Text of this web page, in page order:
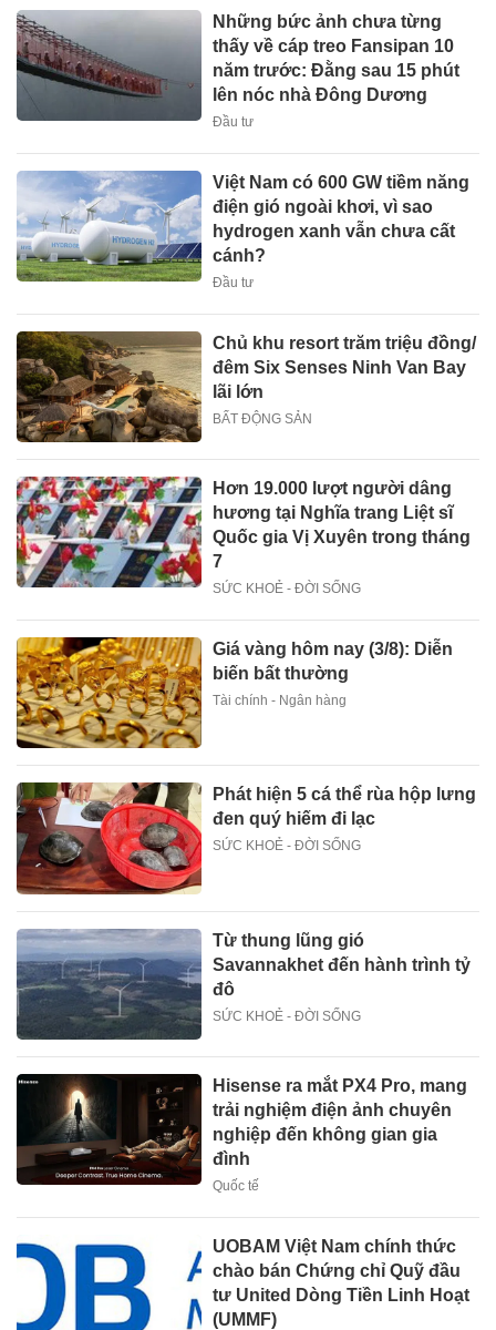
Những bức ảnh chưa từng
thấy về cáp treo Fansipan 10
năm trước: Đằng sau 15 phút
lên nóc nhà Đông Dương
Đầu tư
Việt Nam có 600 GW tiềm năng
điện gió ngoài khơi, vì sao
hydrogen xanh vẫn chưa cất
cánh?
Đầu tư
Chủ khu resort trăm triệu đồng/
đêm Six Senses Ninh Van Bay
lãi lớn
BẤT ĐỘNG SẢN
Hơn 19.000 lượt người dâng
hương tại Nghĩa trang Liệt sĩ
Quốc gia Vị Xuyên trong tháng
7
SỨC KHOẺ - ĐỜI SỐNG
Giá vàng hôm nay (3/8): Diễn
biến bất thường
Tài chính - Ngân hàng
Phát hiện 5 cá thể rùa hộp lưng
đen quý hiếm đi lạc
SỨC KHOẺ - ĐỜI SỐNG
Từ thung lũng gió
Savannakhet đến hành trình tỷ
đô
SỨC KHOẺ - ĐỜI SỐNG
Hisense ra mắt PX4 Pro, mang
trải nghiệm điện ảnh chuyên
nghiệp đến không gian gia
đình
Quốc tế
UOBAM Việt Nam chính thức
chào bán Chứng chỉ Quỹ đầu
tư United Dòng Tiền Linh Hoạt
(UMMF)